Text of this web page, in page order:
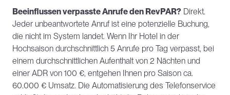
Beeinflussen verpasste Anrufe den RevPAR? Direkt.
Jeder unbeantwortete Anruf ist eine potenzielle Buchung,
die nicht im System landet. Wenn Ihr Hotel in der
Hochsaison durchschnittlich 5 Anrufe pro Tag verpasst, bei
einem durchschnittlichen Aufenthalt von 2 Nächten und
einer ADR von 100 €, entgehen Ihnen pro Saison ca.
60.000 € Umsatz. Die Automatisierung des Telefonservice